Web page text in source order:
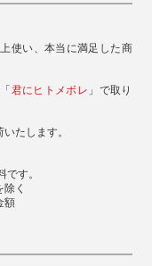
使い、本当に満足した商
君にヒトメボレ 」で取り
たします。
です。
く
額